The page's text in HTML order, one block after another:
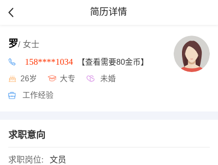
简历详情
罗/ 女士
158****1034 【查看需要80金币】
26岁 大专 未婚
工作经验
求职意向
求职岗位:
文员